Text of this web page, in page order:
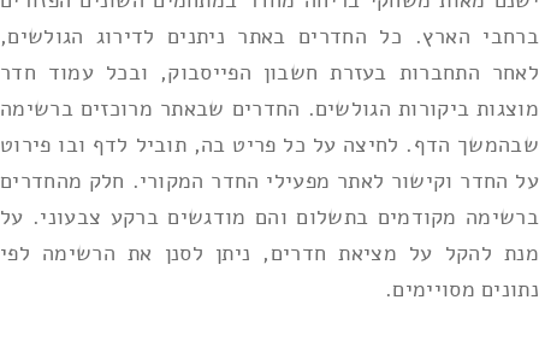
ברחבי הארץ. כל החדרים באתר ניתנים לדירוג הגולשים,
לאחר התחברות בעזרת חשבון הפייסבוק, ובכל עמוד חדר
מוצגות ביקורות הגולשים. החדרים שבאתר מרוכזים ברשימה
שבהמשך הדף. לחיצה על כל פריט בה, תוביל לדף ובו פירוט
על החדר וקישור לאתר מפעילי החדר המקורי. חלק מהחדרים
ברשימה מקודמים בתשלום והם מודגשים ברקע צבעוני. על
מנת להקל על מציאת חדרים, ניתן לסנן את הרשימה לפי
נתונים מסויימים.